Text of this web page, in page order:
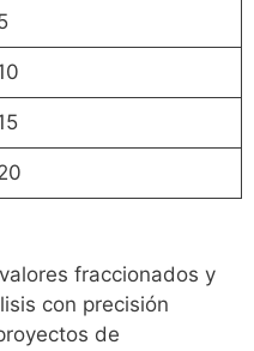
fraccionados y
con precisión
de